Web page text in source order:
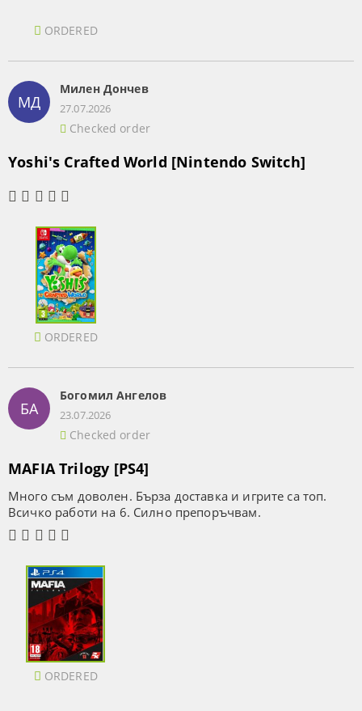
ORDERED
МД
Милен Дончев
27.07.2026
Checked order
Yoshi's Crafted World [Nintendo Switch]
ORDERED
БА
Богомил Ангелов
23.07.2026
Checked order
MAFIA Trilogy [PS4]
Много съм доволен. Бърза доставка и игрите са топ.
Всичко работи на 6. Силно препоръчвам.
ORDERED